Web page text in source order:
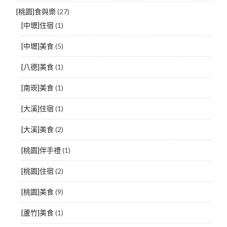
[桃園]食與樂(27)
[中壢]住宿 (1)
[中壢]美食(5)
[八德]美食(1)
[南崁]美食(1)
[大溪]住宿 (1)
[大溪]美食(2)
[桃園]伴手禮(1)
[桃園]住宿 (2)
[桃園]美食(9)
[蘆竹]美食(1)